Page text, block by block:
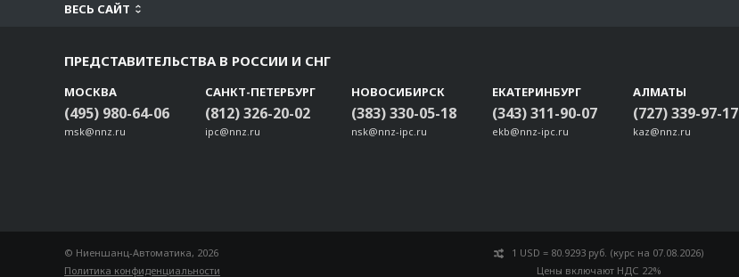
ВЕСЬ САЙТ
ПРЕДСТАВИТЕЛЬСТВА В РОССИИ И СНГ
МОСКВА
(495) 980-64-06
msk@nnz.ru
САНКТ-ПЕТЕРБУРГ
(812) 326-20-02
ipc@nnz.ru
НОВОСИБИРСК
(383) 330-05-18
nsk@nnz-ipc.ru
ЕКАТЕРИНБУРГ
(343) 311-90-07
ekb@nnz-ipc.ru
АЛМАТЫ
(727) 339-97-17
kaz@nnz.ru
© Ниеншанц-Автоматика, 2026
Политика конфиденциальности
1 USD = 80.9293 руб. (курс на 07.08.2026)
Цены включают НДС 22%